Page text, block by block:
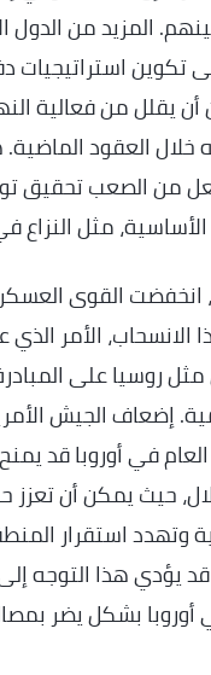
المزيد من الدول
تكوين استراتيجيات
يقلل من فعالية
خلال العقود
من الصعب تحقيق
الأساسية، مثل النزاع
انخفضت القوى
الانسحاب، الأمر
روسيا على
إضعاف الجيش
في أوروبا قد
حيث يمكن أن تعزز
وتهدد استقرار
يؤدي هذا التوجه
أوروبا بشكل يضر